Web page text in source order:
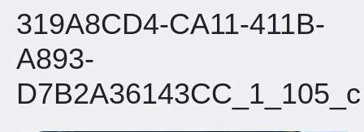
319A8CD4-CA11-411B-
A893-
D7B2A36143CC_1_105_c